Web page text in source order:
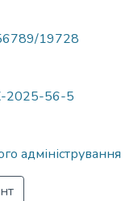
19728
2025-56-5
адміністрування